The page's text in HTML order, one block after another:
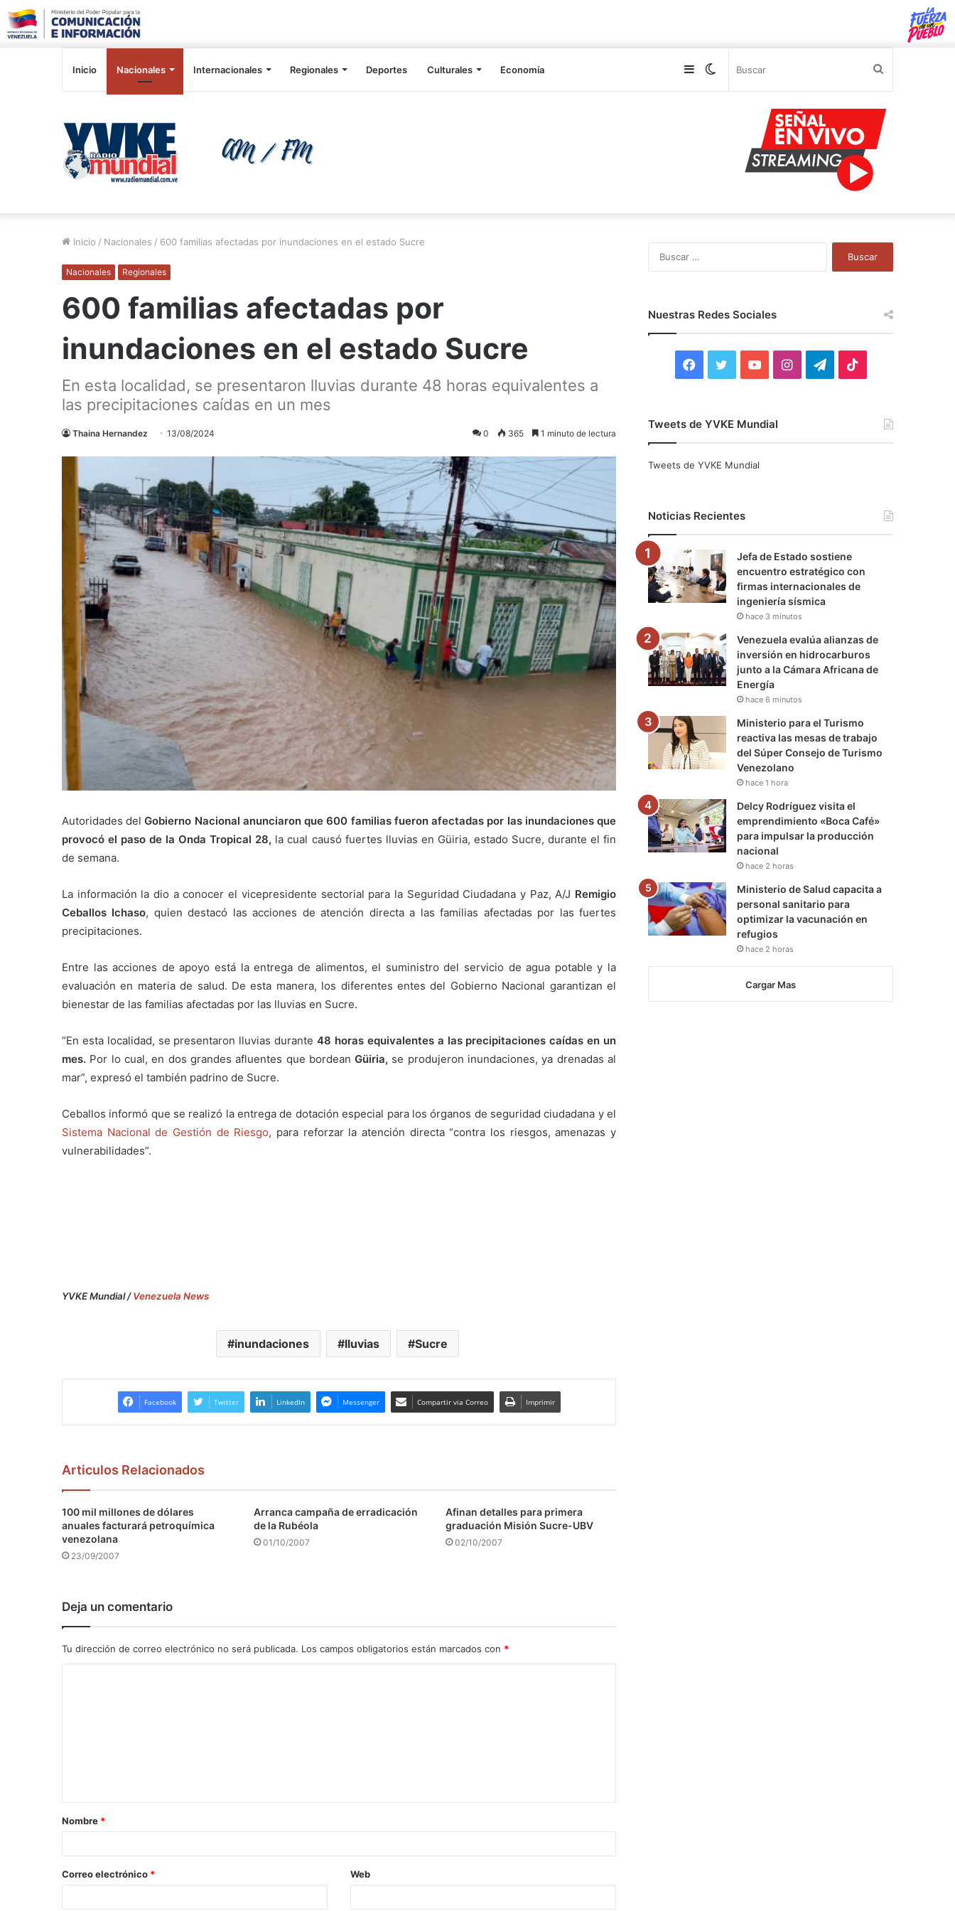
Inicio Nacionales Internacionales Regionales Deportes Culturales Economía Switch
Sidebar
Inicio / Nacionales / 600 familias afectadas por inundaciones en el estado Sucre
Nacionales Regionales
600 familias afectadas por
inundaciones en el estado Sucre
En esta localidad, se presentaron lluvias durante 48 horas equivalentes a
las precipitaciones caídas en un mes
Thaina Hernandez 13/08/2024 0 365 1 minuto de lectura
Autoridades delGobierno Nacional anunciaron que 600 familias fueron afectadas por las inundaciones que
provocó el paso de la Onda Tropical 28, la cual causó fuertes lluvias en Güiria, estado Sucre, durante el fin
de semana.
La información la dio a conocer el vicepresidente sectorial para la Seguridad Ciudadana y Paz, A/J Remigio
Ceballos Ichaso, quien destacó las acciones de atención directa a las familias afectadas por las fuertes
precipitaciones.
Entre las acciones de apoyo está la entrega de alimentos, el suministro del servicio de agua potable y la
evaluación en materia de salud. De esta manera, los diferentes entes del Gobierno Nacional garantizan el
bienestar de las familias afectadas por las lluvias en Sucre.
“En esta localidad, se presentaron lluvias durante48 horas equivalentes a las precipitaciones caídas en un
mes. Por lo cual, en dos grandes afluentes que bordeanGüiria, se produjeron inundaciones, ya drenadas al
mar”, expresó el también padrino de Sucre.
Ceballos informó que se realizó la entrega de dotación especial para los órganos de seguridad ciudadana y el
Sistema Nacional de Gestión de Riesgo, para reforzar la atención directa “contra los riesgos, amenazas y
vulnerabilidades”.
YVKE Mundial /Venezuela News
inundaciones lluvias Sucre
Facebook Twitter LinkedIn Messenger Compartir via Correo Imprimir
Articulos Relacionados
100 mil millones de dólares
anuales facturará petroquímica
venezolana
23/09/2007
Arranca campaña de erradicación
de la Rubéola
01/10/2007
Afinan detalles para primera
graduación Misión Sucre-UBV
02/10/2007
Deja un comentario
Tu dirección de correo electrónico no será publicada. Los campos obligatorios están marcados con *
a
r
*
Nombre *
Correo electrónico * Web
Nuestras Redes Sociales
F
c
o
i
r
Y
u
e
I
r
a
m
T
a
m
Tweets de YVKE Mundial
Tweets de YVKE Mundial
Noticias Recientes
Jefa de Estado sostiene
encuentro estratégico con
firmas internacionales de
ingeniería sísmica
hace 3 minutos
Venezuela evalúa alianzas de
inversión en hidrocarburos
junto a la Cámara Africana de
Energía
hace 6 minutos
Ministerio para el Turismo
reactiva las mesas de trabajo
del Súper Consejo de Turismo
Venezolano
hace 1 hora
Delcy Rodríguez visita el
emprendimiento «Boca Café»
para impulsar la producción
nacional
hace 2 horas
Ministerio de Salud capacita a
personal sanitario para
optimizar la vacunación en
refugios
hace 2 horas
Cargar Mas